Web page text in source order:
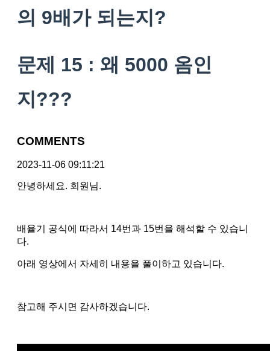
의 9배가 되는지?
문제 15 : 왜 5000 옴인
지???
COMMENTS
2023-11-06 09:11:21
안녕하세요. 회원님.
배율기 공식에 따라서 14번과 15번을 해석할 수 있습니
다.
아래 영상에서 자세히 내용을 풀이하고 있습니다.
참고해 주시면 감사하겠습니다.